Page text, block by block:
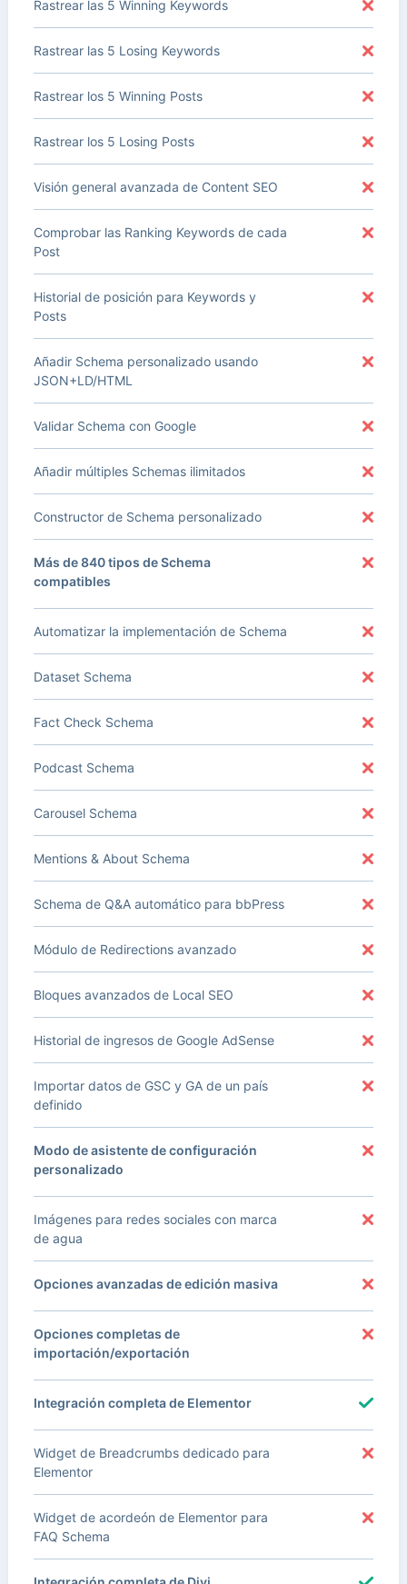
Rastrear las 5 Winning Keywords
Rastrear las 5 Losing Keywords
Rastrear los 5 Winning Posts
Rastrear los 5 Losing Posts
Visión general avanzada de Content SEO
Comprobar las Ranking Keywords de cada
Post
Historial de posición para Keywords y
Posts
Añadir Schema personalizado usando
JSON+LD/HTML
Validar Schema con Google
Añadir múltiples Schemas ilimitados
Constructor de Schema personalizado
Más de 840 tipos de Schema
compatibles
Automatizar la implementación de Schema
Dataset Schema
Fact Check Schema
Podcast Schema
Carousel Schema
Mentions & About Schema
Schema de Q&A automático para bbPress
Módulo de Redirections avanzado
Bloques avanzados de Local SEO
Historial de ingresos de Google AdSense
Importar datos de GSC y GA de un país
definido
Modo de asistente de configuración
personalizado
Imágenes para redes sociales con marca
de agua
Opciones avanzadas de edición masiva
Opciones completas de
importación/exportación
Integración completa de Elementor
Widget de Breadcrumbs dedicado para
Elementor
Widget de acordeón de Elementor para
FAQ Schema